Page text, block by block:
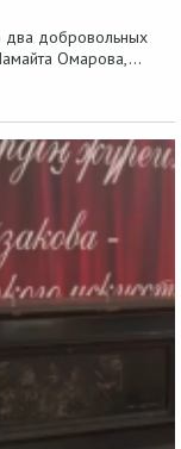
два добровольных
Омарова,...